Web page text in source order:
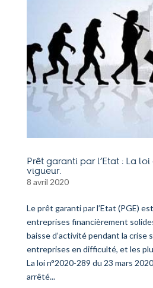
Prêt garanti par l’Etat : La
vigueur.
8 avril 2020
Le prêt garanti par l’Etat (PGE)
entreprises financièrement
baisse d’activité pendant la crise
entreprises en difficulté, et les
La loi n°2020-289 du 23 mars
arrêté...